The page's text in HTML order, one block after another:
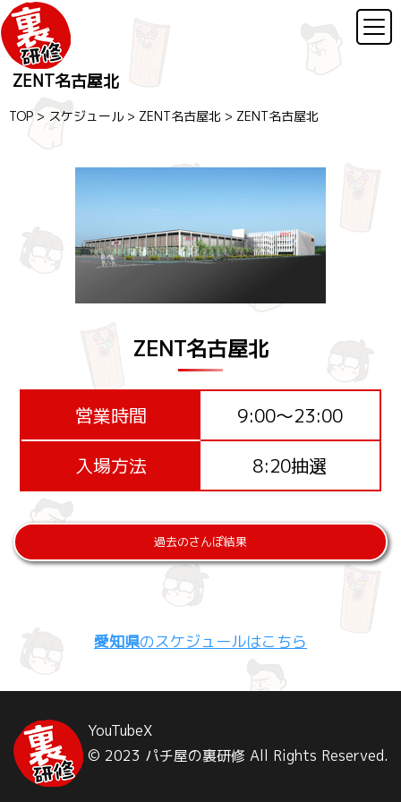
ZENT名古屋北
TOP > スケジュール > ZENT名古屋北 > ZENT名古屋北
ZENT名古屋北
営業時間
9:00～23:00
入場方法
8:20抽選
過去のさんぽ結果
愛知県のスケジュールはこちら
YouTubeX
© 2023 パチ屋の裏研修 All Rights Reserved.